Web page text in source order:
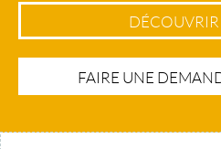
DÉCOUVRIR
FAIRE UNE